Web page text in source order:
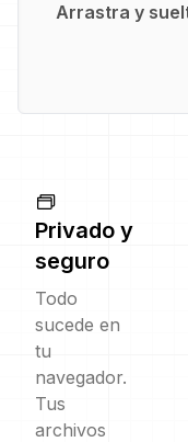
Arrastra y
Privado y
seguro
Todo
sucede en
tu
navegador.
Tus
archivos